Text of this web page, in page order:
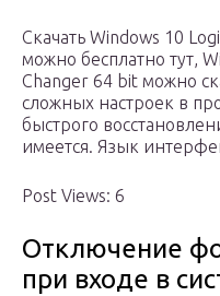
Скачать Windows 10
можно бесплатно тут,
Changer 64 bit можно
сложных настроек в
быстрого
имеется. Язык
Post Views: 6
Отключение
при входе в